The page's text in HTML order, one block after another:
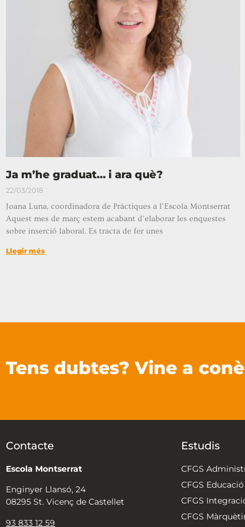
Ja m’he graduat… i ara què?
22/03/2018
Joana Luna, coordinadora de Pràctiques a l’Escola Montserrat
Aquest mes de març estem acabant d’elaborar les enquestes
sobre inserció laboral. Es tracta de fer unes
Llegir més
Tens dubtes? Vine a
Contacte
Escola Montserrat
Enginyer Llansó, 24
08295 St. Vicenç de Castellet
93 833 12 59
Estudis
CFGS
CFGS
CFGS
CFGS